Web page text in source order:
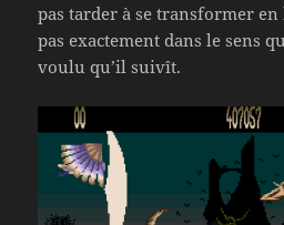
pas tarder à se transformer
pas exactement dans le sens
voulu qu’il suivît.